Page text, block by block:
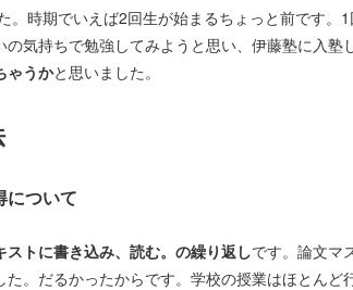
。時期でいえば2回生が始まるちょっと前です。
の気持ちで勉強してみようと思い、伊藤塾に入
ゃうかと思いました。
について
ストに書き込み、読む。の繰り返しです。論文マ
。だるかったからです。学校の授業はほとんど